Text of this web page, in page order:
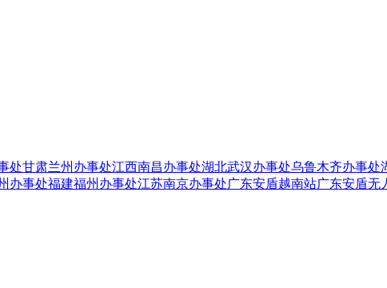
处甘肃兰州办事处江西南昌办事处湖北武汉办事处乌鲁木齐办事处
办事处福建福州办事处江苏南京办事处广东安盾越南站广东安盾无